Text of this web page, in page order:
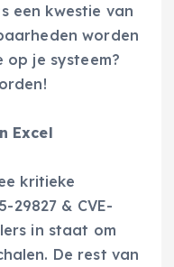
een kwestie van
worden
op je systeem?
Excel
kritieke
29827 & CVE-
in staat om
De rest van